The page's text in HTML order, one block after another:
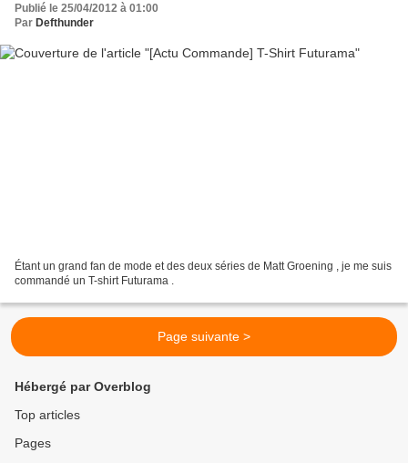
Publié le 25/04/2012 à 01:00
Par Defthunder
Étant un grand fan de mode et des deux séries de Matt Groening , je me suis
commandé un T-shirt Futurama .
Page suivante >
Hébergé par Overblog
Top articles
Pages